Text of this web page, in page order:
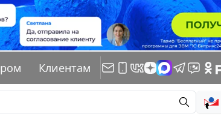
Клиентам